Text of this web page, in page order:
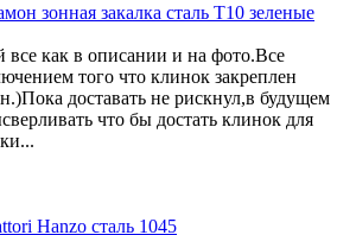
зонная закалка сталь T10 зеленые
как в описании и на фото.Все
того что клинок закреплен
доставать не рискнул,в будущем
что бы достать клинок для